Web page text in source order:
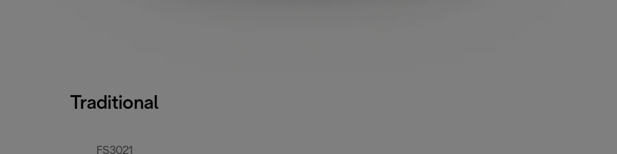
Traditional
FS3021